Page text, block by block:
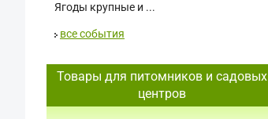
Ягоды крупные и ...
все события
Товары для питомников и садовых
центров